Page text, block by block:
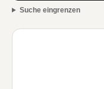
Suche eingrenzen